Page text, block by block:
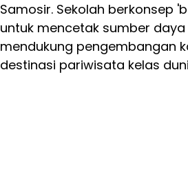
Samosir. Sekolah berkonsep
untuk mencetak sumber
mendukung pengembangan
destinasi pariwisata kelas